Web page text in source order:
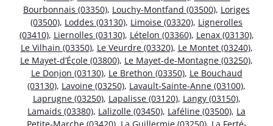
Bourbonnais (03350), Louchy-Montfand (03500), Loriges
(03500), Loddes (03130), Limoise (03320), Lignerolles
(03410), Liernolles (03130), Lételon (03360), Lenax (03130),
Le Vilhain (03350), Le Veurdre (03320), Le Montet (03240),
Le Mayet-d’École (03800), Le Mayet-de-Montagne (03250),
Le Donjon (03130), Le Brethon (03350), Le Bouchaud
(03130), Lavoine (03250), Lavault-Sainte-Anne (03100),
Laprugne (03250), Lapalisse (03120), Langy (03150),
Lamaids (03380), Lalizolle (03450), Laféline (03500), La